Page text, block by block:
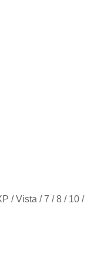
/ Vista / 7 / 8 / 10 /